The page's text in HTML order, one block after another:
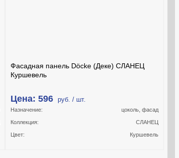
Фасадная панель Döcke (Деке) СЛАНЕЦ
Куршевель
Цена: 596 руб. / шт.
Назначение: цоколь, фасад
Коллекция: СЛАНЕЦ
Цвет: Куршевель